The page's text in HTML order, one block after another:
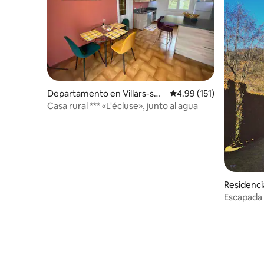
Departamento en Villars-sou
s-Dampjoux
Calificación promedio:
4.99 (151)
Casa rural *** «L'écluse», junto al agua